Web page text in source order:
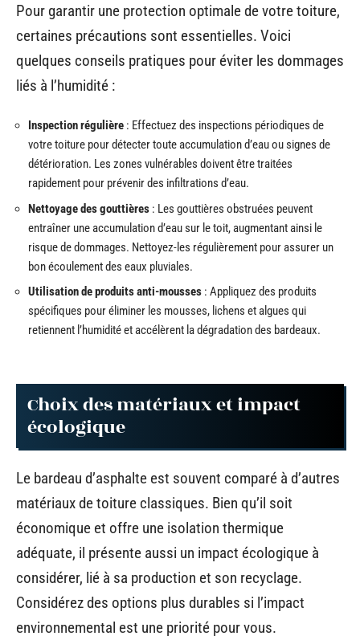
Pour garantir une protection optimale de votre toiture,
certaines précautions sont essentielles. Voici
quelques conseils pratiques pour éviter les dommages
liés à l’humidité :
Inspection régulière : Effectuez des inspections périodiques de
votre toiture pour détecter toute accumulation d’eau ou signes de
détérioration. Les zones vulnérables doivent être traitées
rapidement pour prévenir des infiltrations d’eau.
Nettoyage des gouttières : Les gouttières obstruées peuvent
entraîner une accumulation d’eau sur le toit, augmentant ainsi le
risque de dommages. Nettoyez-les régulièrement pour assurer un
bon écoulement des eaux pluviales.
Utilisation de produits anti-mousses : Appliquez des produits
spécifiques pour éliminer les mousses, lichens et algues qui
retiennent l’humidité et accélèrent la dégradation des bardeaux.
Choix des matériaux et impact
écologique
Le bardeau d’asphalte est souvent comparé à d’autres
matériaux de toiture classiques. Bien qu’il soit
économique et offre une isolation thermique
adéquate, il présente aussi un impact écologique à
considérer, lié à sa production et son recyclage.
Considérez des options plus durables si l’impact
environnemental est une priorité pour vous.